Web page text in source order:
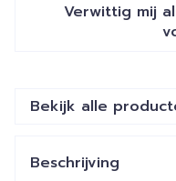
Verwittig mij
Bekijk alle
Beschrijving